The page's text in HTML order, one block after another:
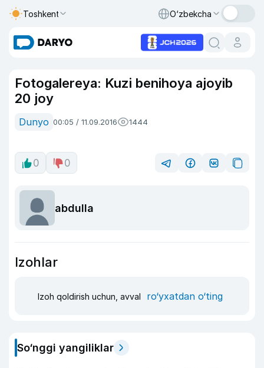
Toshkent O‘zbekcha
Fotogalereya: Kuzi benihoya ajoyib
20 joy
Dunyo 00:05 / 11.09.2016 1444
0 0
abdulla
Izohlar
Izoh qoldirish uchun, avval ro‘yxatdan o‘ting
So‘nggi yangiliklar